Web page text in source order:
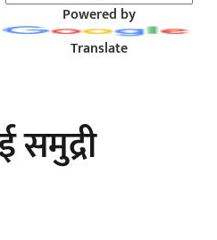
Powered by
Translate